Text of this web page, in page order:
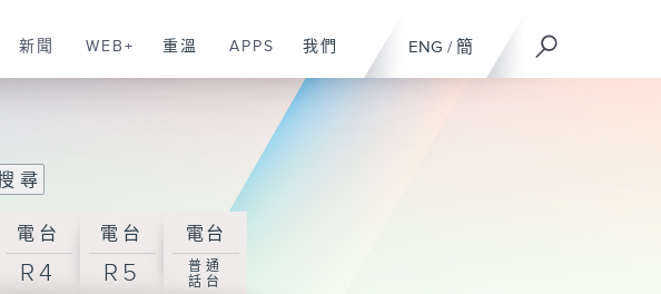
ENG / 簡
新聞 WEB+ 重溫 APPS 我們
電台
R4
電台
R5
電台
普通
話台